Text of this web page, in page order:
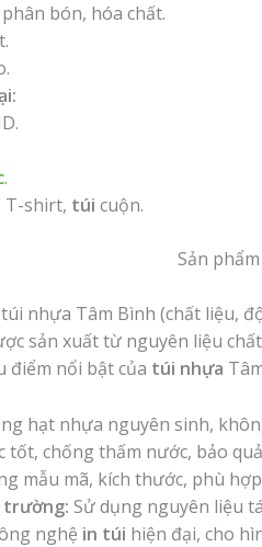
bón, hóa chất.
.
T-shirt, túi cuộn.
nhựa Tâm Bình (chất liệu,
sản xuất từ nguyên liệu
nổi bật của túi nhựa
hạt nhựa nguyên sinh,
tốt, chống thấm nước, bảo
mẫu mã, kích thước, phù
trường: Sử dụng nguyên liệu
nghệ in túi hiện đại, cho